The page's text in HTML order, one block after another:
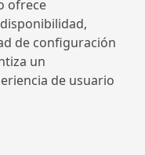
ofrece
de configuración
un
de usuario